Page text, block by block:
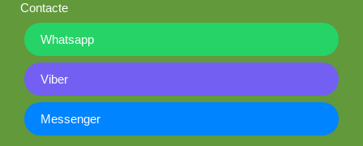
Contacte
Whatsapp
Viber
Messenger